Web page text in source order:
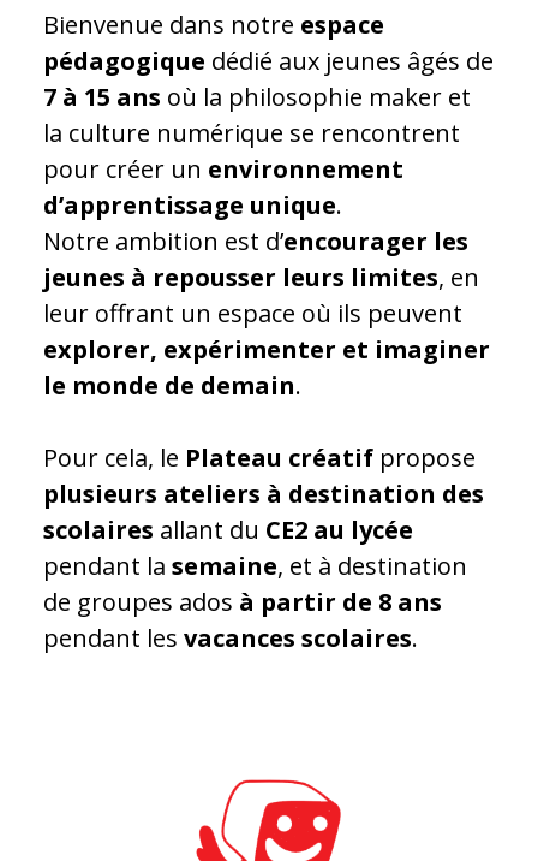
Bienvenue dans notre espace
pédagogique dédié aux jeunes âgés de
7 à 15 ans où la philosophie maker et
la culture numérique se rencontrent
pour créer un environnement
d’apprentissage unique.
Notre ambition est d’encourager les
jeunes à repousser leurs limites, en
leur offrant un espace où ils peuvent
explorer, expérimenter et imaginer
le monde de demain.
Pour cela, le Plateau créatifpropose
plusieurs ateliers à destination des
scolaires allant du CE2 au lycée
pendant la semaine, et à destination
de groupes ados à partir de 8 ans
pendant les vacances scolaires.